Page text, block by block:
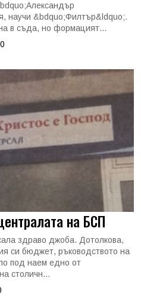
научи &bdquo;Филтър&ldquo;.
в съда, но формацият...
0
на БСП
здраво джоба. Дотолкова,
си бюджет, ръководството на
под наем едно от
столичн...